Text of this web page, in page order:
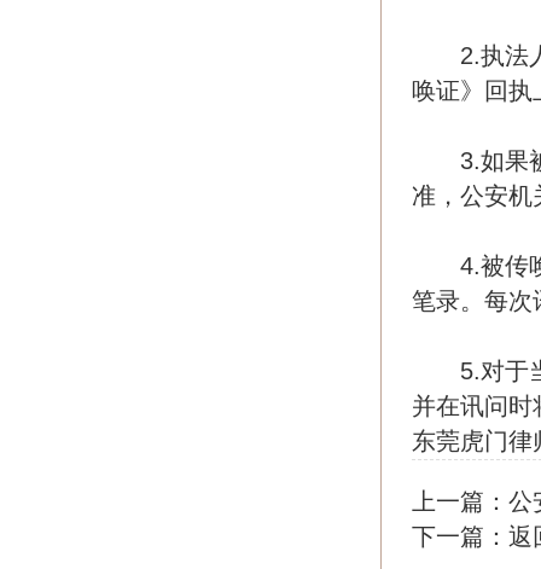
2.执法人
唤证》回执
3.如果被
准，公安机
4.被传唤
笔录。每次
5.对于当
并在讯问时
东莞虎门律
上一篇： 公
下一篇： 返